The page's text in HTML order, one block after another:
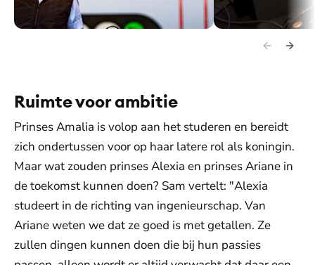
Floris achter de
Ruimte voor ambitie
Prinses Amalia is volop aan het studeren en bereidt
zich ondertussen voor op haar latere rol als koningin.
Maar wat zouden prinses Alexia en prinses Ariane in
de toekomst kunnen doen? Sam vertelt: "Alexia
studeert in de richting van ingenieurschap. Van
Ariane weten we dat ze goed is met getallen. Ze
zullen dingen kunnen doen die bij hun passies